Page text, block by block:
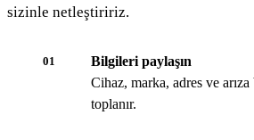
sizinle netleştiririz.
01
Bilgileri paylaşın
Cihaz, marka, adres ve
toplanır.